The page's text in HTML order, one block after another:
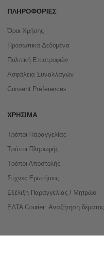
ΠΛΗΡΟΦΟΡΊΕΣ
Όροι Χρήσης
Προσωπικά Δεδομένα
Πολιτική Επιστροφών
Ασφάλεια Συναλλαγών
Consent Preferences
ΧΡΉΣΙΜΑ
Τρόποι Παραγγελίας
Τρόποι Πληρωμής
Τρόποι Αποστολής
Συχνές Ερωτήσεις
Εξέλιξη Παραγγελίας / Μητρώο
ΕΛΤΑ Courier: Αναζήτηση δέματος